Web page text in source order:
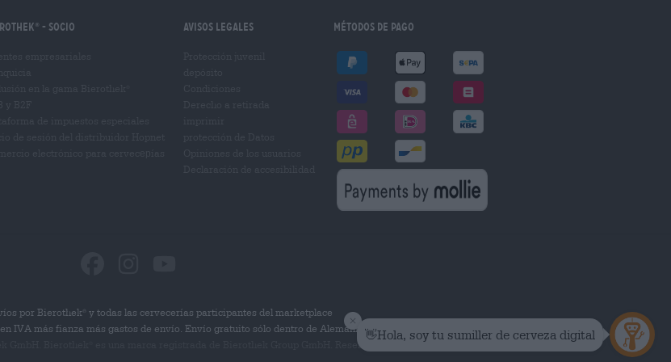
- Socio Avisos legales Métodos de pago
por Bierothek
y todas las cervecerías participantes del marketplace
IVA más fianza más gastos de envío. Envío gratuito sólo dentro de Alemania.
es una marca registrada de Bierothek Group GmbH. Reservados todos los derechos.